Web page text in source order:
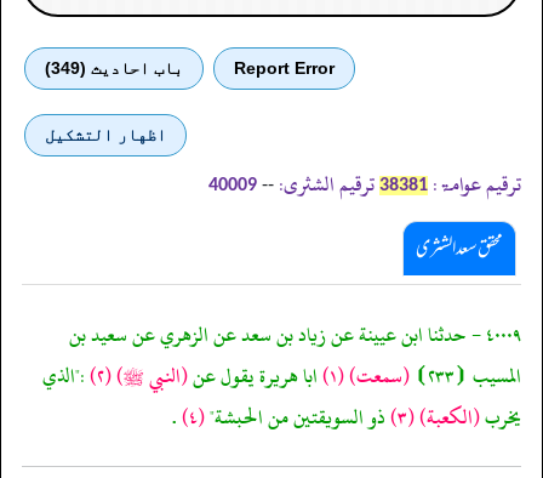
Report Error باب احادیث (349)
اظهار التشكيل
ترقیم عوامۃ: 38381 ترقیم الشثری: --
40009
محقق سعد الشثری
٤٠٠٠٩ - حدثنا ابن عيينة عن زياد بن سعد عن الزهري عن سعيد بن
المسيب ⦗٢٣٣⦘
(سمعت)(١) ابا هريرة يقول عن(النبي ﷺ)(٢) :"الذي
يخرب(الكعبة)(٣) ذو السويقتين من الحبشة"(٤) .